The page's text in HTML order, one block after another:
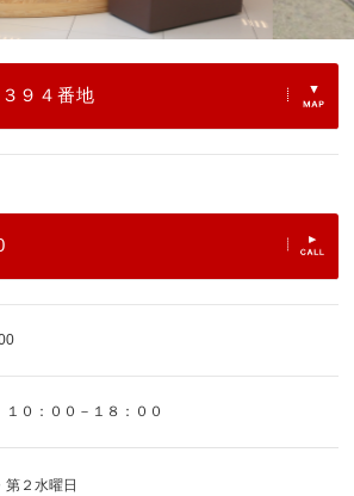
９４番地
１０：００－１８：００
第２水曜日